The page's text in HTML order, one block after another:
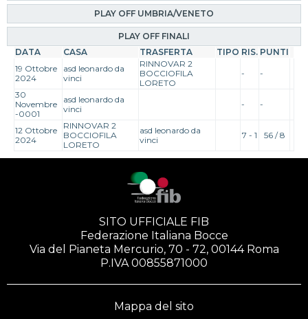
PLAY OFF UMBRIA/VENETO
PLAY OFF FINALI
DATA
CASA TRASFERTA TIPO RIS. PUNTI
19 Ottobre
2024
asd leonardo da
vinci
RINNOVAR 2
BOCCIOFILA
LORETO
- -
30
Novembre
-0001
asd leonardo da
vinci
- -
12 Ottobre
2024
RINNOVAR 2
BOCCIOFILA
LORETO
asd leonardo da
vinci
7 - 1 56 / 8
SITO UFFICIALE FIB
Federazione Italiana Bocce
Via del Pianeta Mercurio, 70 - 72, 00144 Roma
P.IVA 00855871000
Mappa del sito